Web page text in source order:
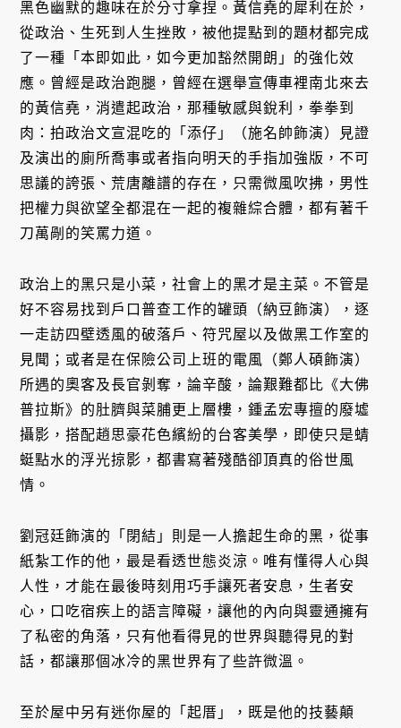
黑色幽默的趣味在於分寸拿捏。黃信堯的犀利在於，
從政治、生死到人生挫敗，被他提點到的題材都完成
了一種「本即如此，如今更加豁然開朗」的強化效
應。曾經是政治跑腿，曾經在選舉宣傳車裡南北來去
的黃信堯，消遣起政治，那種敏感與銳利，拳拳到
肉：拍政治文宣混吃的「添仔」（施名帥飾演）見證
及演出的廁所喬事或者指向明天的手指加強版，不可
思議的誇張、荒唐離譜的存在，只需微風吹拂，男性
把權力與欲望全都混在一起的複雜綜合體，都有著千
刀萬剮的笑罵力道。
政治上的黑只是小菜，社會上的黑才是主菜。不管是
好不容易找到戶口普查工作的罐頭（納豆飾演），逐
一走訪四壁透風的破落戶、符咒屋以及做黑工作室的
見聞；或者是在保險公司上班的電風（鄭人碩飾演）
所遇的奧客及長官剝奪，論辛酸，論艱難都比《大佛
普拉斯》的肚臍與菜脯更上層樓，鍾孟宏專擅的廢墟
攝影，搭配趙思豪花色繽紛的台客美學，即使只是蜻
蜓點水的浮光掠影，都書寫著殘酷卻頂真的俗世風
情。
劉冠廷飾演的「閉結」則是一人擔起生命的黑，從事
紙紮工作的他，最是看透世態炎涼。唯有懂得人心與
人性，才能在最後時刻用巧手讓死者安息，生者安
心，口吃宿疾上的語言障礙，讓他的內向與靈通擁有
了私密的角落，只有他看得見的世界與聽得見的對
話，都讓那個冰冷的黑世界有了些許微溫。
至於屋中另有迷你屋的「起厝」，既是他的技藝顛